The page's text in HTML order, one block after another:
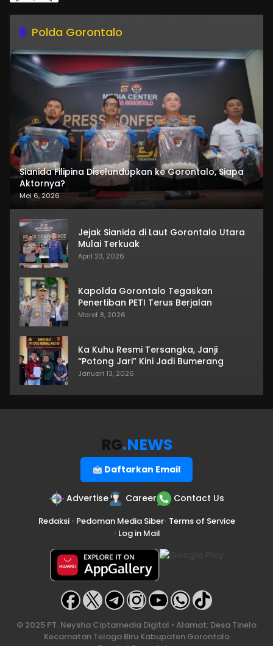
Polda Gorontalo
Sianida Filipina Diselundupkan ke Gorontalo, Siapa
Aktornya?
Mei 6, 2026
Jejak Sianida di Laut Gorontalo Utara
Mulai Terkuak
April 23, 2026
Kapolda Gorontalo Tegaskan
Penertiban PETI Terus Berjalan
Maret 8, 2026
Ka Kuhu Resmi Tersangka, Janji
“Potong Jari” Kini Jadi Bumerang
Januari 13, 2026
RG.NEWS
Daftarkan Email
Advertise Career Contact Us
Redaksi• Pedoman Media Siber• Terms of Service
• Log in Mail
© 2025 PT. Neysha Ciptamedia Digital • Alamat: Desa Tinelo
Kecamatan Telaga Biru Kabupaten Gorontalo